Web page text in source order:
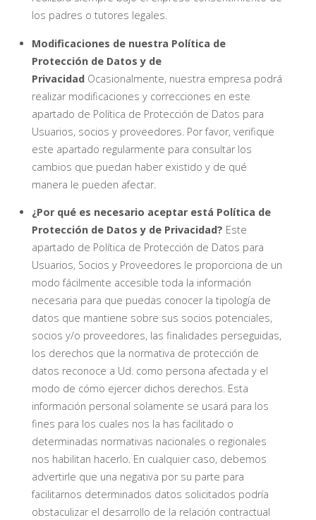
los padres o tutores legales.
Modificaciones de nuestra Política de
Protección de Datos y de
PrivacidadOcasionalmente, nuestra empresa podrá
realizar modificaciones y correcciones en este
apartado de Política de Protección de Datos para
Usuarios, socios y proveedores. Por favor, verifique
este apartado regularmente para consultar los
cambios que puedan haber existido y de qué
manera le pueden afectar.
¿Por qué es necesario aceptar está Política de
Protección de Datos y de Privacidad? Este
apartado de Política de Protección de Datos para
Usuarios, Socios y Proveedores le proporciona de un
modo fácilmente accesible toda la información
necesaria para que puedas conocer la tipología de
datos que mantiene sobre sus socios potenciales,
socios y/o proveedores, las finalidades perseguidas,
los derechos que la normativa de protección de
datos reconoce a Ud. como persona afectada y el
modo de cómo ejercer dichos derechos. Esta
información personal solamente se usará para los
fines para los cuales nos la has facilitado o
determinadas normativas nacionales o regionales
nos habilitan hacerlo. En cualquier caso, debemos
advertirle que una negativa por su parte para
facilitarnos determinados datos solicitados podría
obstaculizar el desarrollo de la relación contractual